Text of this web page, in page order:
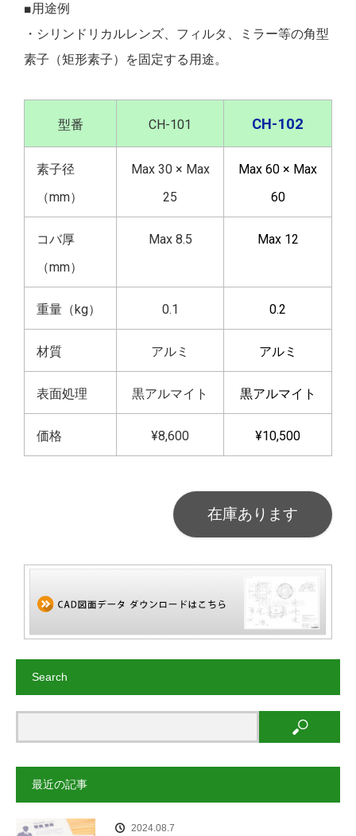
■用途例
・シリンドリカルレンズ、フィルタ、ミラー等の角型
素子（矩形素子）を固定する用途。
型番 CH-101 CH-102
素子径
（mm）
Max 30 × Max
25
Max 60 × Max
60
コバ厚
（mm）
Max 8.5 Max 12
重量（kg） 0.1 0.2
材質 アルミ アルミ
表面処理 黒アルマイト 黒アルマイト
価格 ¥8,600 ¥10,500
在庫あります
Search
最近の記事
2024.08.7